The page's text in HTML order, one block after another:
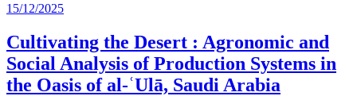
15/12/2025
Cultivating the Desert : Agronomic and
Social Analysis of Production Systems in
the Oasis of al-ʿUlā, Saudi Arabia